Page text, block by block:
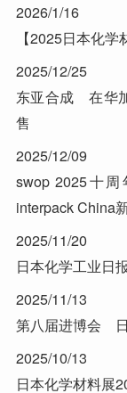
2026/1/16
【2025日本化
2025/12/25
东亚合成 在华
售
2025/12/09
swop 2025十
interpack China
2025/11/20
日本化学工业日
2025/11/13
第八届进博会
2025/10/13
日本化学材料展